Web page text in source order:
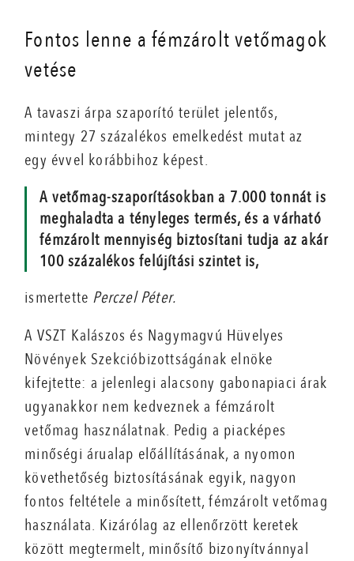
Fontos lenne a fémzárolt vetőmagok
vetése
A tavaszi árpa szaporító terület jelentős,
mintegy 27 százalékos emelkedést mutat az
egy évvel korábbihoz képest.
A vetőmag-szaporításokban a 7.000 tonnát is
meghaladta a tényleges termés, és a várható
fémzárolt mennyiség biztosítani tudja az akár
100 százalékos felújítási szintet is,
ismertette Perczel Péter.
A VSZT Kalászos és Nagymagvú Hüvelyes
Növények Szekcióbizottságának elnöke
kifejtette: a jelenlegi alacsony gabonapiaci árak
ugyanakkor nem kedveznek a fémzárolt
vetőmag használatnak. Pedig a piacképes
minőségi árualap előállításának, a nyomon
követhetőség biztosításának egyik, nagyon
fontos feltétele a minősített, fémzárolt vetőmag
használata. Kizárólag az ellenőrzött keretek
között megtermelt, minősítő bizonyítvánnyal